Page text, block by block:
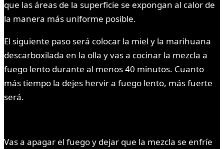
que las áreas de la superficie se expongan al calor de
la manera más uniforme posible.
El siguiente paso será colocar la miel y la marihuana
descarboxilada en la olla y vas a cocinar la mezcla a
fuego lento durante al menos 40 minutos. Cuanto
más tiempo la dejes hervir a fuego lento, más fuerte
será.
Vas a apagar el fuego y dejar que la mezcla se enfríe